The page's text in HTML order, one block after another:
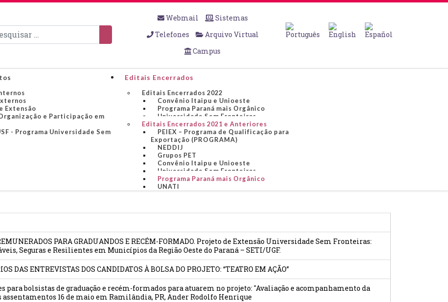
Webmail
Sistemas
Telefones
Arquivo Virtual
Campus
Extensão
e Participação em
- Programa Universidade Sem
Editais Encerrados
Editais Encerrados 2022
Convênio Itaipu e Unioeste
Programa Paraná mais Orgânico
Universidade Sem Fronteiras
Editais Encerrados 2021 e Anteriores
PEIEX – Programa de Qualificação para
Exportação (PROGRAMA)
NEDDIJ
Grupos PET
Convênio Itaipu e Unioeste
Universidade Sem Fronteiras
Programa Paraná mais Orgânico
UNATI
PARA GRADUANDOS E RECÉM-FORMADO. Projeto de Extensão Universidade Sem Fronteiras:
Seguras e Resilientes em Municípios da Região Oeste do Paraná – SETI/UGF.
DAS ENTREVISTAS DOS CANDIDATOS À BOLSA DO PROJETO: “TEATRO EM AÇÃO”
para bolsistas de graduação e recém-formados para atuarem no projeto: "Avaliação e acompanhamento da
assentamentos 16 de maio em Ramilândia, PR, Ander Rodolfo Henrique